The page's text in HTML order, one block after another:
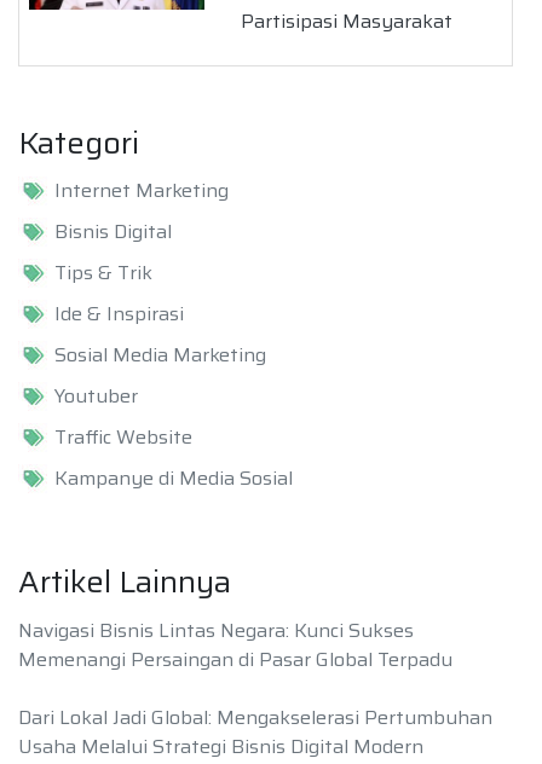
Partisipasi Masyarakat
Kategori
Internet Marketing
Bisnis Digital
Tips & Trik
Ide & Inspirasi
Sosial Media Marketing
Youtuber
Traffic Website
Kampanye di Media Sosial
Artikel Lainnya
Navigasi Bisnis Lintas Negara: Kunci Sukses
Memenangi Persaingan di Pasar Global Terpadu
Dari Lokal Jadi Global: Mengakselerasi Pertumbuhan
Usaha Melalui Strategi Bisnis Digital Modern